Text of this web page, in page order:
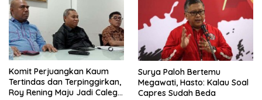
Komit Perjuangkan Kaum
Tertindas dan Terpinggirkan,
Roy Rening Maju Jadi Caleg
Surya Paloh Bertemu
Megawati, Hasto: Kalau Soal
Capres Sudah Beda